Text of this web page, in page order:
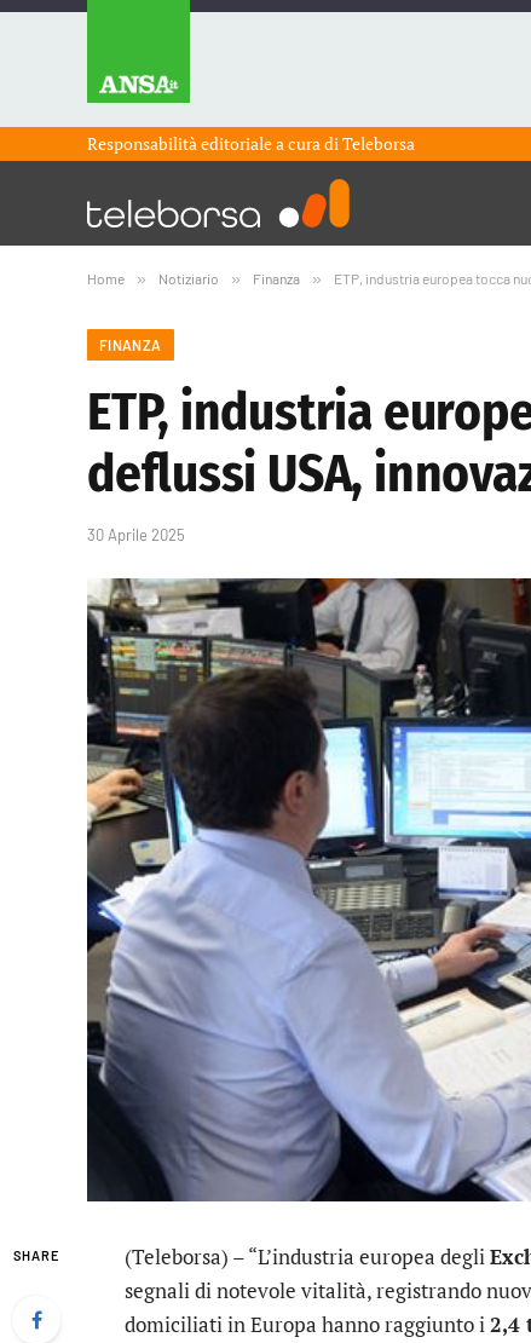
Responsabilità editoriale a cura diTeleborsa
Home » Notiziario » Finanza » ETP, industria europea tocca
FINANZA
ETP, industria
deflussi USA,
30 Aprile 2025
SHARE (Teleborsa) – “L’industria europea degli
segnali di notevole vitalità, registrando
domiciliati in Europa hanno raggiunto i2,4